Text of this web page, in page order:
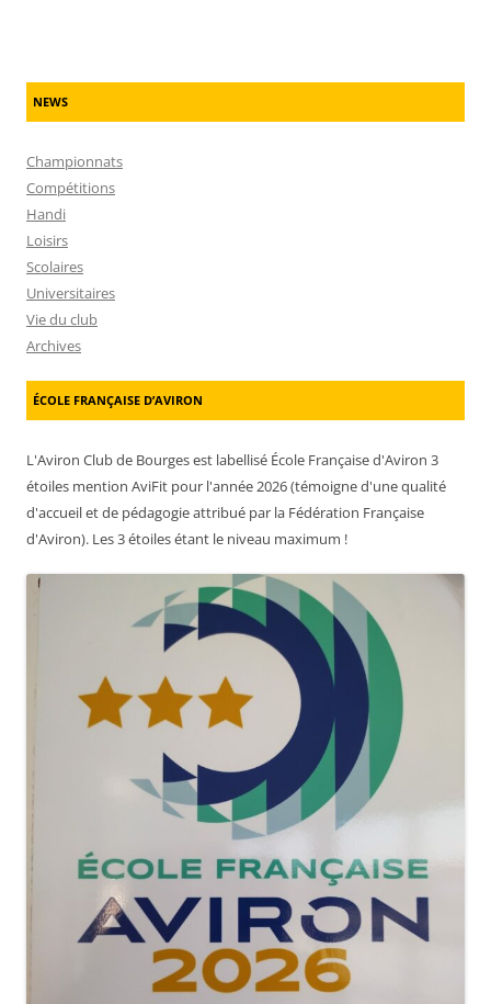
NEWS
Championnats
Compétitions
Handi
Loisirs
Scolaires
Universitaires
Vie du club
Archives
ÉCOLE FRANÇAISE D’AVIRON
L'Aviron Club de Bourges est labellisé École Française d'Aviron 3
étoiles mention AviFit pour l'année 2026 (témoigne d'une qualité
d'accueil et de pédagogie attribué par la Fédération Française
d'Aviron). Les 3 étoiles étant le niveau maximum !